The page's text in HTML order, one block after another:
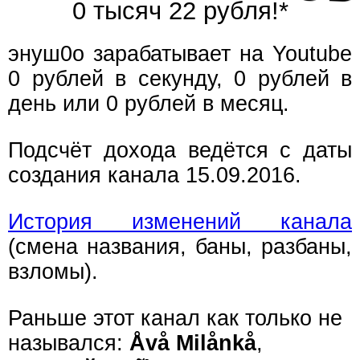
0 тысяч 22 рубля!*
энуш0о зарабатывает на Youtube
0 рублей в секунду, 0 рублей в
день или 0 рублей в месяц.
Подсчёт дохода ведётся с даты
создания канала 15.09.2016.
История изменений канала
(смена названия, баны, разбаны,
взломы).
Раньше этот канал как только не
назывался: Åvå Milånkå,